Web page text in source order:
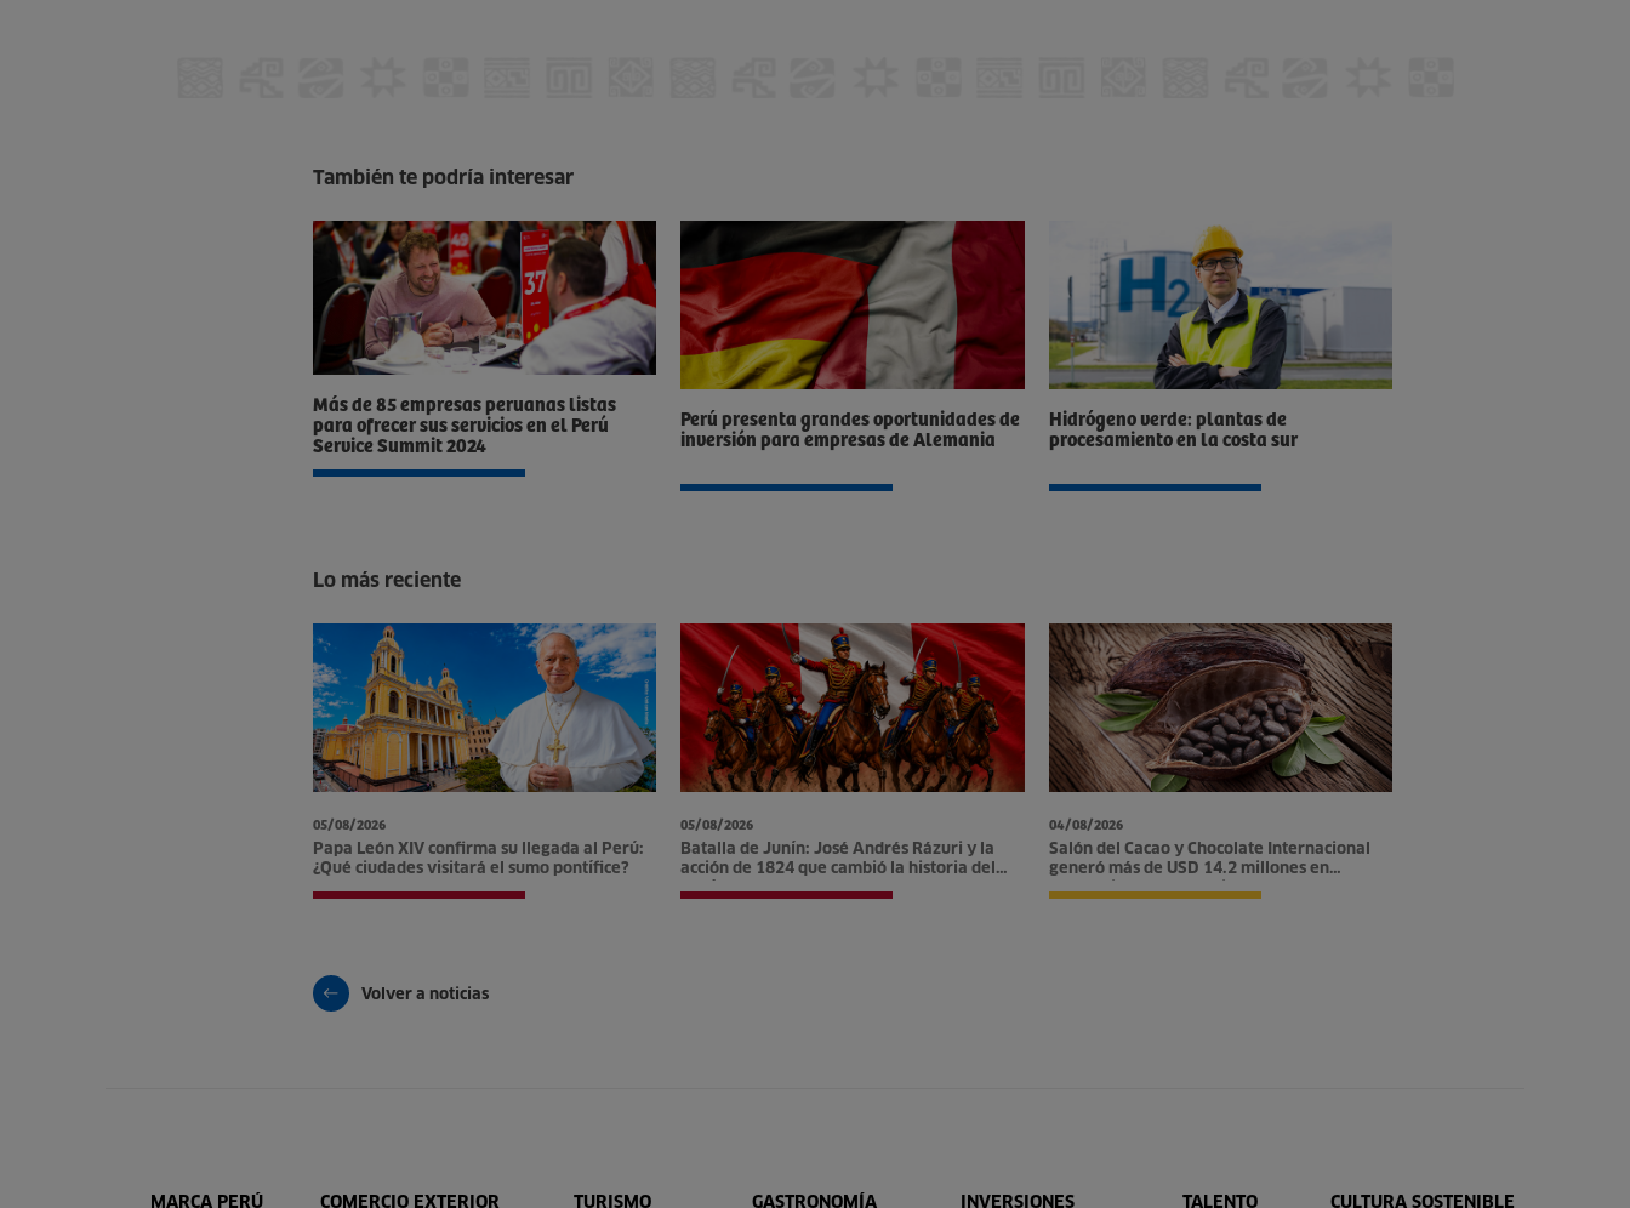
También te podría interesar
Más de 85 empresas peruanas listas
para ofrecer sus servicios en el Perú
Service Summit 2024
Perú presenta grandes oportunidades de
inversión para empresas de Alemania
Hidrógeno verde: plantas de
procesamiento en la costa sur
Lo más reciente
05/08/2026
Papa León XIV confirma su llegada al Perú:
¿Qué ciudades visitará el sumo pontífice?
05/08/2026
Batalla de Junín: José Andrés Rázuri y la
acción de 1824 que cambió la historia del
Perú
04/08/2026
Salón del Cacao y Chocolate Internacional
generó más de USD 14.2 millones en
oportunidades comerciales
Volver a noticias
MARCA PERÚ COMERCIO EXTERIOR TURISMO GASTRONOMÍA INVERSIONES TALENTO CULTURA SOSTENIBLE